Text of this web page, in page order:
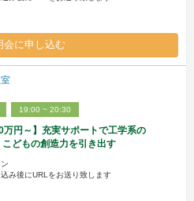
会に申し込む
19:00 ~ 20:30
万円～】充実サポートで工学系の
こどもの創造力を引き出す
み後にURLをお送り致します